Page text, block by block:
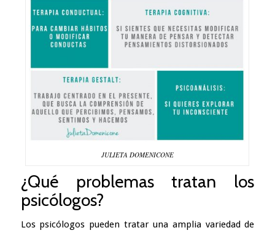
JULIETA DOMENICONE
¿Qué problemas tratan los
psicólogos?
Los psicólogos pueden tratar una amplia variedad de